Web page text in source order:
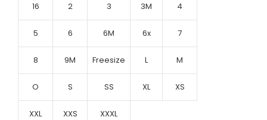
16 2 3 3M 4
5 6 6M 6x 7
8 9M Freesize L M
O S SS XL XS
XXL XXS XXXL